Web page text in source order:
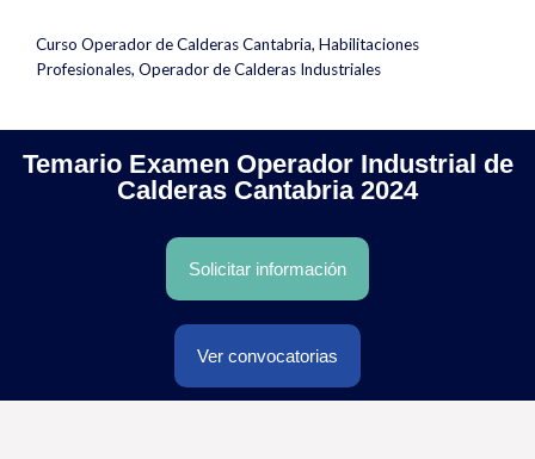
Curso Operador de Calderas Cantabria, Habilitaciones
Profesionales, Operador de Calderas Industriales
Temario Examen Operador Industrial de
Calderas Cantabria 2024
Solicitar información
Ver convocatorias